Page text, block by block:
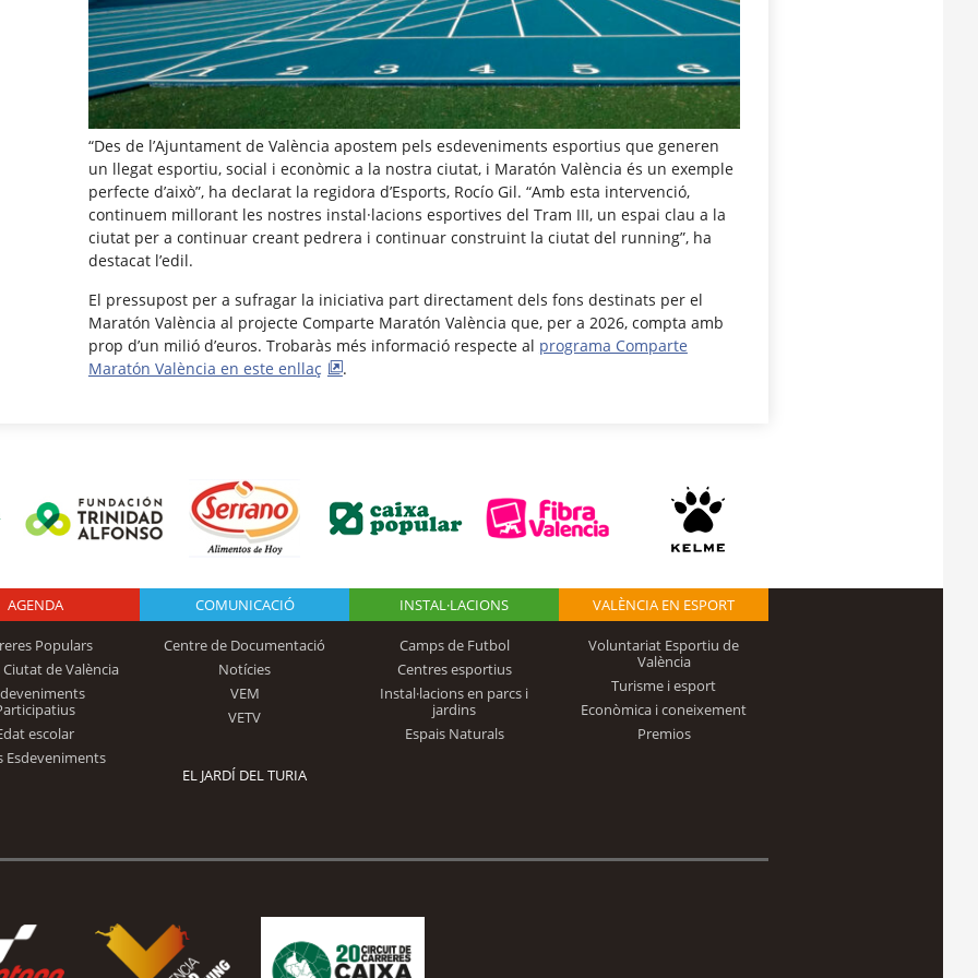
“Des de l’Ajuntament de València apostem pels esdeveniments esportius que generen
un llegat esportiu, social i econòmic a la nostra ciutat, i Maratón València és un exemple
perfecte d’això”, ha declarat la regidora d’Esports, Rocío Gil. “Amb esta intervenció,
continuem millorant les nostres instal·lacions esportives del Tram III, un espai clau a la
ciutat per a continuar creant pedrera i continuar construint la ciutat del running”, ha
destacat l’edil.
El pressupost per a sufragar la iniciativa part directament dels fons destinats per el
Maratón València al projecte Comparte Maratón València que, per a 2026, compta amb
prop d’un milió d’euros. Trobaràs més informació respecte al programa Comparte
Maratón València en este enllaç
.
Logo Fundación
Trinidad Alfonso
AGENDA
Populars
de València
escolar
Esdeveniments
COMUNICACIÓ
Centre de Documentació
Notícies
VEM
VETV
INSTAL·LACIONS
Camps de Futbol
Centres esportius
Instal·lacions en parcs i
jardins
Espais Naturals
VALÈNCIA EN ESPORT
Voluntariat Esportiu de
València
Turisme i esport
Econòmica i coneixement
Premios
EL JARDÍ DEL TURIA